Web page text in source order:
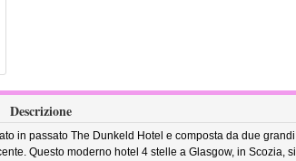
Descrizione
in passato The Dunkeld Hotel e composta da due grandi
Questo moderno hotel 4 stelle a Glasgow, in Scozia, si